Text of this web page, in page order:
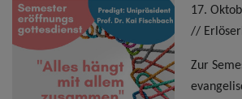
17.
//
Zur